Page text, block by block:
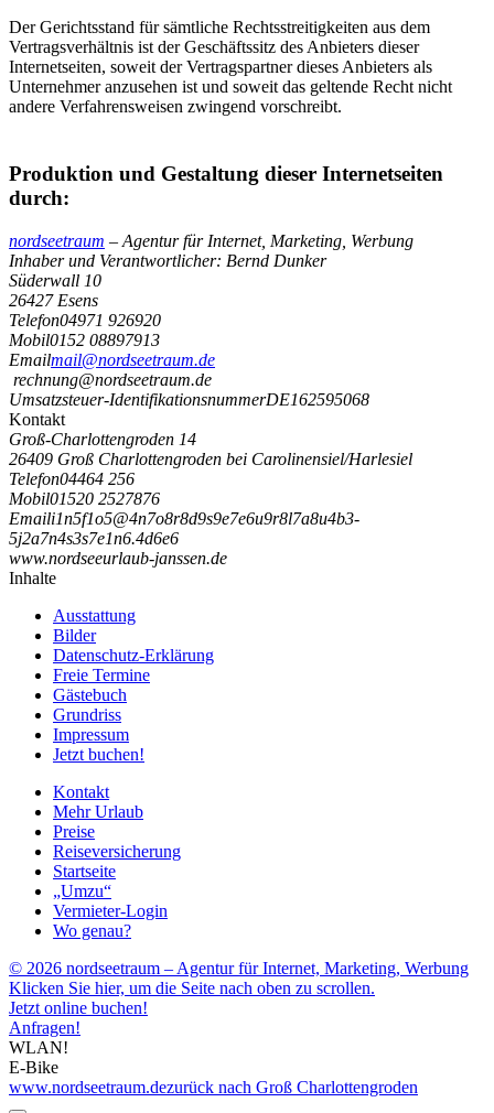
Der Gerichtsstand für sämtliche Rechtsstreitigkeiten aus dem
Vertragsverhältnis ist der Geschäftssitz des Anbieters dieser
Internetseiten, soweit der Vertragspartner dieses Anbieters als
Unternehmer anzusehen ist und soweit das geltende Recht nicht
andere Verfahrensweisen zwingend vorschreibt.
Produktion und Gestaltung dieser Internetseiten
durch:
nordseetraum – Agentur für Internet, Marketing, Werbung
Inhaber und Verantwortlicher: Bernd Dunker
Süderwall 10
26427 Esens
Telefon04971 926920
Mobil0152 08897913
Emailmail@nordseetraum.de
rechnung@nordseetraum.de
Umsatzsteuer-IdentifikationsnummerDE162595068
Kontakt
Groß-Charlottengroden 14
26409 Groß Charlottengroden bei Carolinensiel/Harlesiel
Telefon04464 256
Mobil01520 2527876
Emaili1n5f1o5@4n7o8r8d9s9e7e6u9r8l7a8u4b3-
5j2a7n4s3s7e1n6.4d6e6
www.nordseeurlaub-janssen.de
Inhalte
Ausstattung
Bilder
Datenschutz-Erklärung
Freie Termine
Gästebuch
Grundriss
Impressum
Jetzt buchen!
Kontakt
Mehr Urlaub
Preise
Reiseversicherung
Startseite
„Umzu“
Vermieter-Login
Wo genau?
© 2026 nordseetraum – Agentur für Internet, Marketing, Werbung
Klicken Sie hier, um die Seite nach oben zu scrollen.
Jetzt online buchen!
Anfragen!
WLAN!
E-Bike
www.nordseetraum.dezurück nach Groß Charlottengroden